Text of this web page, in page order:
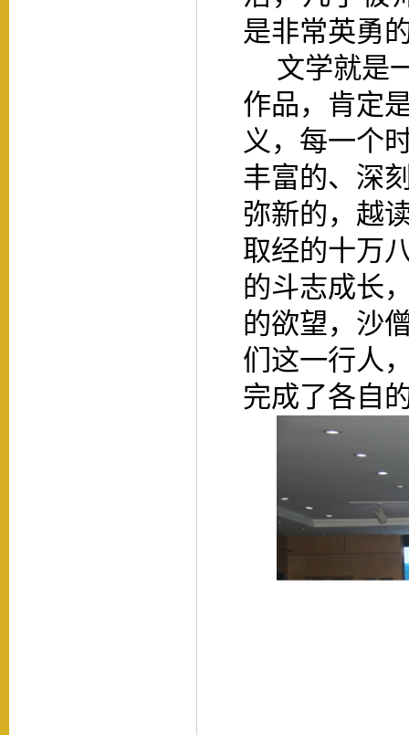
是非常英勇
文学就是
作品，肯定
义，每一个
丰富的、深
弥新的，越
取经的十万
的斗志成长
的欲望，沙
们这一行人
完成了各自